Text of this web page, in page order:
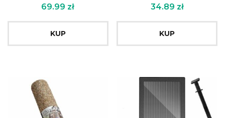
69.99 zł
KUP
34.89 zł
KUP